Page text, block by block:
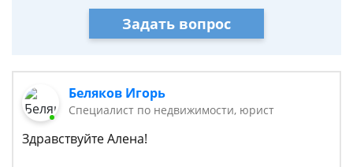
Задать вопрос
Беляков Игорь
Специалист по недвижимости, юрист
Здравствуйте Алена!